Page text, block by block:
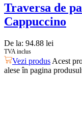
Traversa de
Cappuccino
De la: 94.88 lei
TVA inclus
Vezi produs Acest
alese în pagina